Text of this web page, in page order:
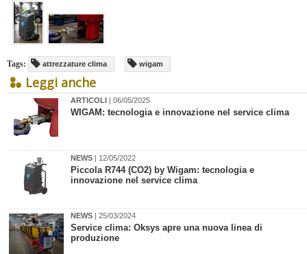
Tags: attrezzature clima wigam
Leggi anche
ARTICOLI | 06/05/2025
​WIGAM: tecnologia e innovazione nel service clima
NEWS | 12/05/2022
Piccola R744 (CO2) by Wigam: tecnologia e
innovazione nel service clima
NEWS | 25/03/2024
​Service clima: Oksys apre una nuova linea di
produzione